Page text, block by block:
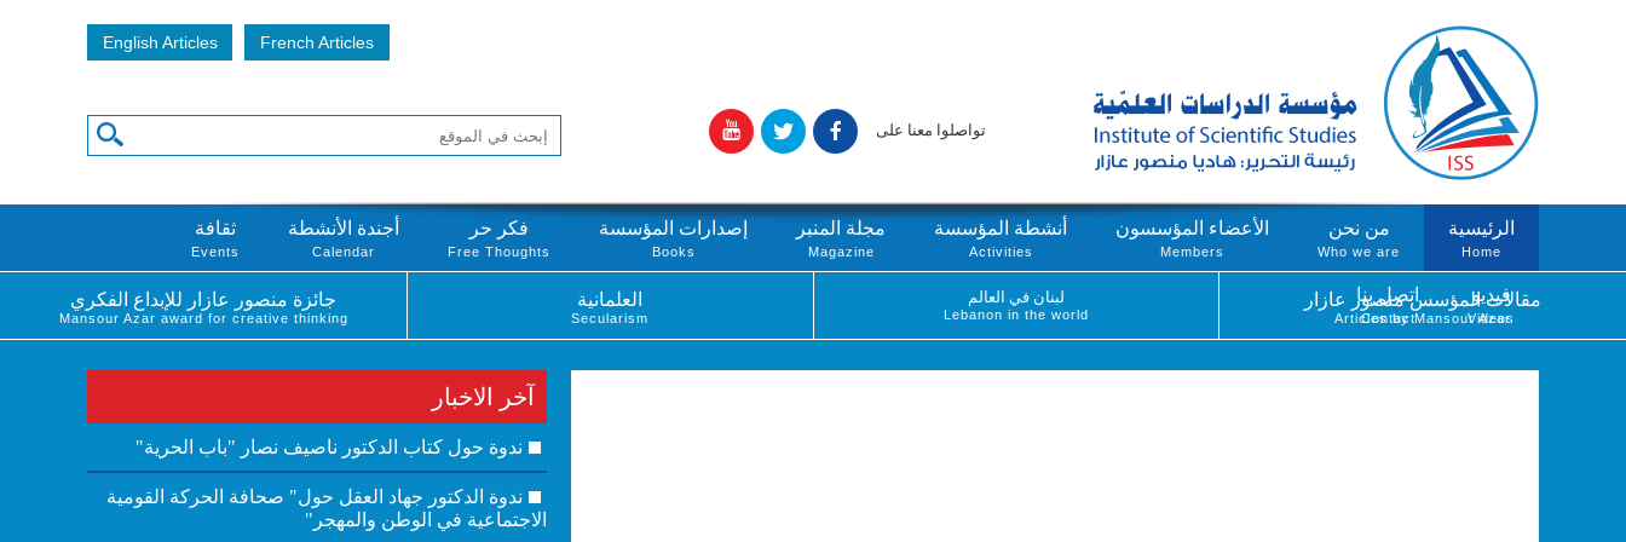
English Articles French Articles
تواصلوا معنا على
الرئيسية
Home
من نحن
Who we are
الأعضاء المؤسسون
Members
أنشطة المؤسسة
Activities
مجلة المنبر
Magazine
إصدارات المؤسسة
Books
فكر حر
Free Thoughts
أجندة الأنشطة
Calendar
ثقافة
Events
فيديو
Videos
اتصل بنا
Contact
مقالات المؤسس منصور عازار
Articles by Mansour Azar
لبنان في العالم
Lebanon in the world
العلمانية
Secularism
جائزة منصور عازار للإبداع الفكري
Mansour Azar award for creative thinking
آخر الاخبار
ندوة حول كتاب الدكتور ناصيف نصار "باب الحرية"
ندوة الدكتور جهاد العقل حول" صحافة الحركة القومية
الاجتماعية في الوطن والمهجر"